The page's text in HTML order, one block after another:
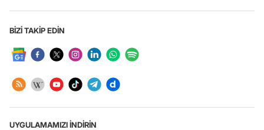
BİZİ TAKİP EDİN
UYGULAMAMIZI İNDİRİN